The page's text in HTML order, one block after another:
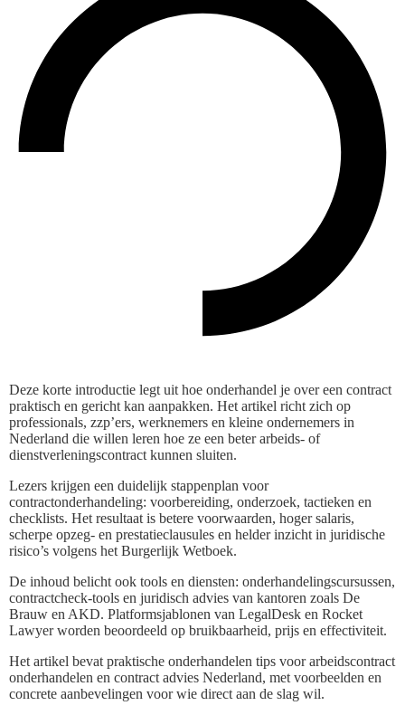
Deze korte introductie legt uit hoe onderhandel je over een contract
praktisch en gericht kan aanpakken. Het artikel richt zich op
professionals, zzp’ers, werknemers en kleine ondernemers in
Nederland die willen leren hoe ze een beter arbeids- of
dienstverleningscontract kunnen sluiten.
Lezers krijgen een duidelijk stappenplan voor
contractonderhandeling: voorbereiding, onderzoek, tactieken en
checklists. Het resultaat is betere voorwaarden, hoger salaris,
scherpe opzeg- en prestatieclausules en helder inzicht in juridische
risico’s volgens het Burgerlijk Wetboek.
De inhoud belicht ook tools en diensten: onderhandelingscursussen,
contractcheck-tools en juridisch advies van kantoren zoals De
Brauw en AKD. Platformsjablonen van LegalDesk en Rocket
Lawyer worden beoordeeld op bruikbaarheid, prijs en effectiviteit.
Het artikel bevat praktische onderhandelen tips voor arbeidscontract
onderhandelen en contract advies Nederland, met voorbeelden en
concrete aanbevelingen voor wie direct aan de slag wil.